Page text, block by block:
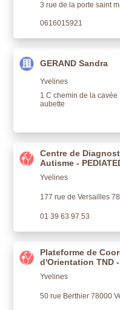
3 rue de la porte saint
0616015921
GERAND Sandra
Yvelines
1 C chemin de la
aubette
Centre de
Autisme -
Yvelines
177 rue de Versailles
01 39 63 97 53
Plateforme de
d'Orientation TND
Yvelines
50 rue Berthier 78000